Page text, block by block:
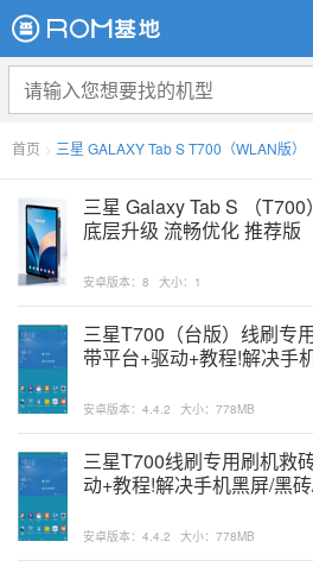
首页 > 三星 GALAXY Tab S T700（WLAN版）
三星 Galaxy Tab S （
底层升级 流畅优化 推荐版
安卓版本：8 大小：1
三星T700（台版）线刷专
带平台+驱动+教程!解决手
安卓版本：4.4.2 大小：778MB
三星T700线刷专用刷机救
动+教程!解决手机黑屏/黑砖
安卓版本：4.4.2 大小：778MB